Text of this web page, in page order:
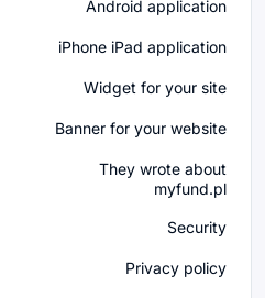
Android application
iPhone iPad application
Widget for your site
Banner for your website
They wrote about
myfund.pl
Security
Privacy policy